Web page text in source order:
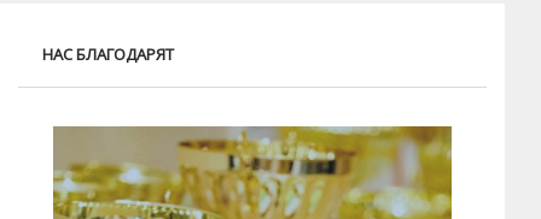
НАС БЛАГОДАРЯТ